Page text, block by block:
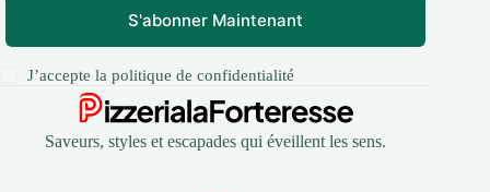
S'abonner Maintenant
J’accepte lapolitique de confidentialité
Saveurs, styles et escapades qui éveillent les sens.